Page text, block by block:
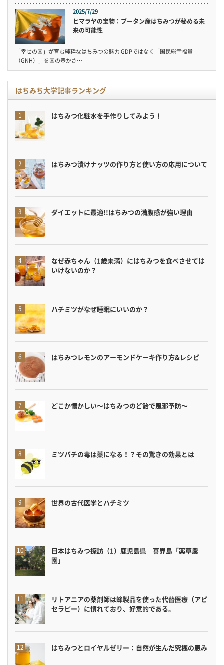
2025/7/29
ヒマラヤの宝物：ブータン産はちみつが秘める未
来の可能性
「幸せの国」が育む純粋なはちみつの魅力 GDPではなく「国民総幸福量
（GNH）」を国の豊かさ…
はちみち大学記事ランキング
はちみつ化粧水を手作りしてみよう！
はちみつ漬けナッツの作り方と使い方の応用について
ダイエットに最適!!はちみつの満腹感が強い理由
なぜ赤ちゃん（1歳未満）にはちみつを食べさせては
いけないのか？
ハチミツがなぜ睡眠にいいのか？
はちみつレモンのアーモンドケーキ作り方&レシピ
どこか懐かしい〜はちみつのど飴で風邪予防〜
ミツバチの毒は薬になる！？その驚きの効果とは
世界の古代医学とハチミツ
日本はちみつ探訪（1）鹿児島県 喜界島「薬草農
園」
リトアニアの薬剤師は蜂製品を使った代替医療（アピ
セラピー）に慣れており、好意的である。
はちみつとロイヤルゼリー：自然が生んだ究極の恵み